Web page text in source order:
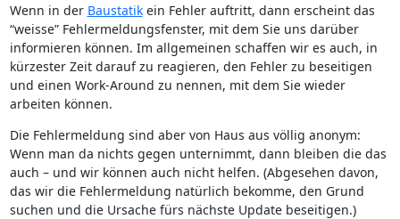
Wenn in der Baustatikein Fehler auftritt, dann erscheint das
“weisse” Fehlermeldungsfenster, mit dem Sie uns darüber
informieren können. Im allgemeinen schaffen wir es auch, in
kürzester Zeit darauf zu reagieren, den Fehler zu beseitigen
und einen Work-Around zu nennen, mit dem Sie wieder
arbeiten können.
Die Fehlermeldung sind aber von Haus aus völlig anonym:
Wenn man da nichts gegen unternimmt, dann bleiben die das
auch – und wir können auch nicht helfen. (Abgesehen davon,
das wir die Fehlermeldung natürlich bekomme, den Grund
suchen und die Ursache fürs nächste Update beseitigen.)